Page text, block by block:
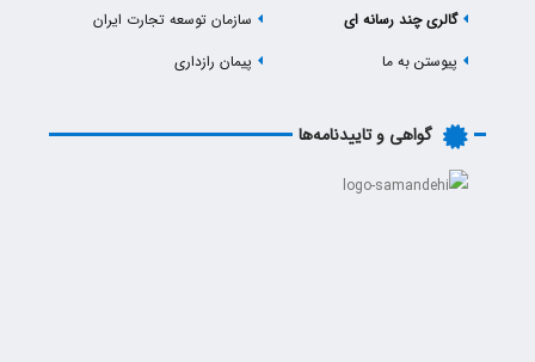
سازمان توسعه تجارت ایران
پیمان رازداری
گالری چند رسانه ای
پیوستن به ما
گواهی و تاییدنامه‌ها